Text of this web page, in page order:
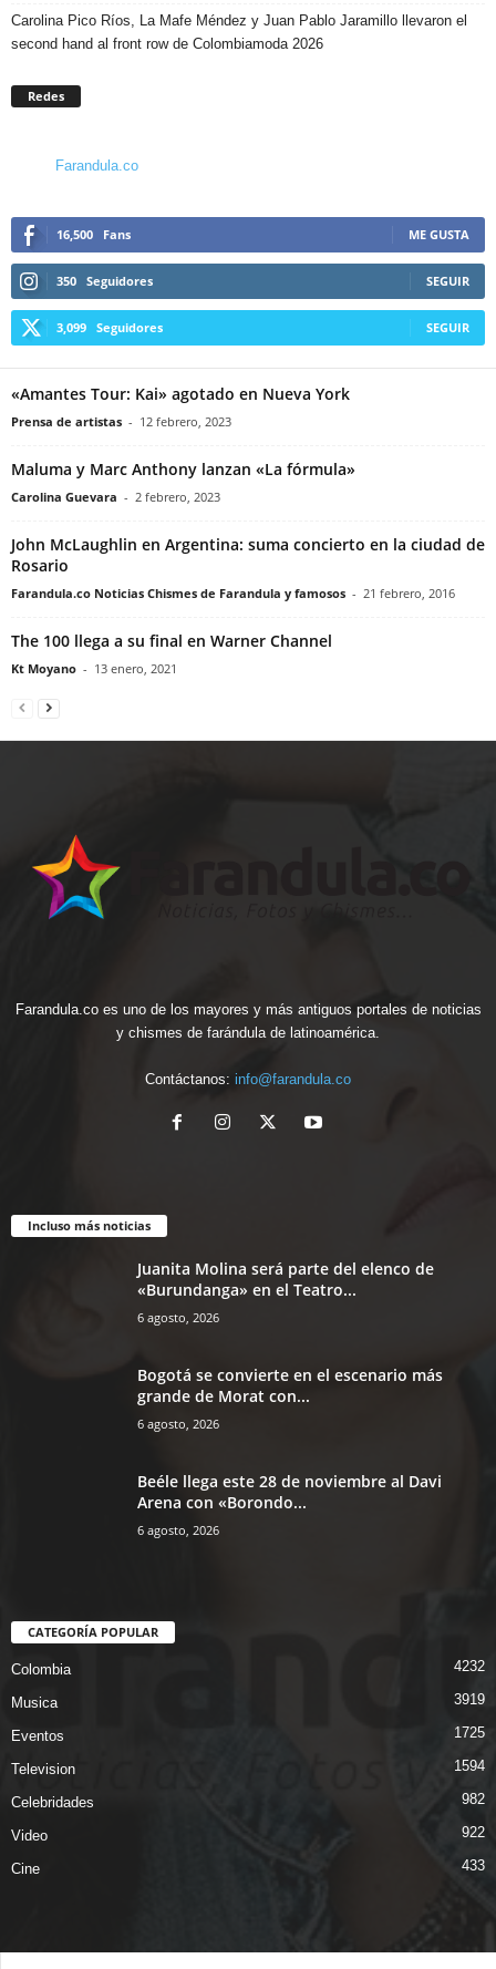
Carolina Pico Ríos, La Mafe Méndez y Juan Pablo Jaramillo llevaron el
second hand al front row de Colombiamoda 2026
Redes
Farandula.co
16,500 Fans ME GUSTA
350 Seguidores SEGUIR
3,099 Seguidores SEGUIR
«Amantes Tour: Kai» agotado en Nueva York
Prensa de artistas - 12 febrero, 2023
Maluma y Marc Anthony lanzan «La fórmula»
Carolina Guevara - 2 febrero, 2023
John McLaughlin en Argentina: suma concierto en la ciudad de
Rosario
Farandula.co Noticias Chismes de Farandula y famosos - 21 febrero, 2016
The 100 llega a su final en Warner Channel
Kt Moyano - 13 enero, 2021
Farandula.co es uno de los mayores y más antiguos portales de noticias
y chismes de farándula de latinoamérica.
Contáctanos: info@farandula.co
Incluso más noticias
Juanita Molina será parte del elenco de
«Burundanga» en el Teatro...
6 agosto, 2026
Bogotá se convierte en el escenario más
grande de Morat con...
6 agosto, 2026
Beéle llega este 28 de noviembre al Davi
Arena con «Borondo...
6 agosto, 2026
CATEGORÍA POPULAR
Colombia 4232
Musica 3919
Eventos 1725
Television 1594
Celebridades 982
Video 922
Cine 433